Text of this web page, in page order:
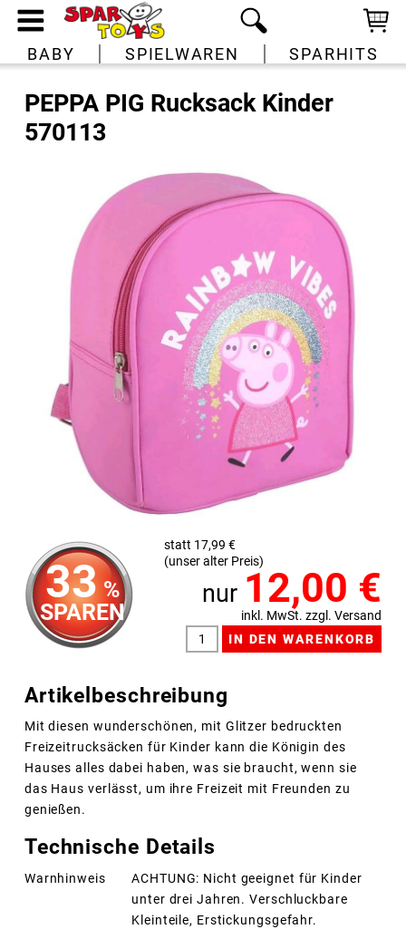
BABY SPIELWAREN SPARHITS
PEPPA PIG Rucksack Kinder
570113
33 %
SPAREN
statt 17,99 €
(unser alter Preis)
nur 12,00 €
inkl. MwSt. zzgl. Versand
Artikelbeschreibung
Mit diesen wunderschönen, mit Glitzer bedruckten
Freizeitrucksäcken für Kinder kann die Königin des
Hauses alles dabei haben, was sie braucht, wenn sie
das Haus verlässt, um ihre Freizeit mit Freunden zu
genießen.
Technische Details
Warnhinweis
ACHTUNG: Nicht geeignet für Kinder
unter drei Jahren. Verschluckbare
Kleinteile, Erstickungsgefahr.